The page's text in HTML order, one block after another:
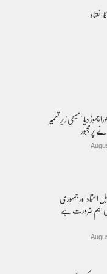
دیا ' مسیحی زیر تعمیر
مجبور
اور جمہوری
اہم ضرورت ہے'